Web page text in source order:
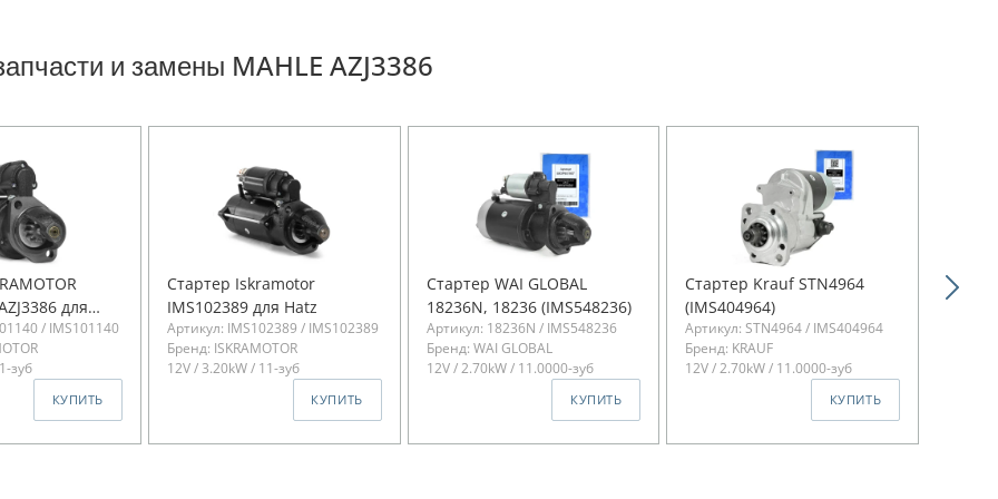
и замены MAHLE AZJ3386
для
2M41,
/ IMS101140
зуб
КУПИТЬ
Стартер Iskramotor
IMS102389 для Hatz
Артикул: IMS102389 / IMS102389
Бренд: ISKRAMOTOR
12V / 3.20kW / 11-зуб
КУПИТЬ
Стартер WAI GLOBAL
18236N, 18236 (IMS548236)
Артикул: 18236N / IMS548236
Бренд: WAI GLOBAL
12V / 2.70kW / 11.0000-зуб
КУПИТЬ
Стартер Krauf STN4964
(IMS404964)
Артикул: STN4964 / IMS404964
Бренд: KRAUF
12V / 2.70kW / 11.0000-зуб
КУПИТЬ